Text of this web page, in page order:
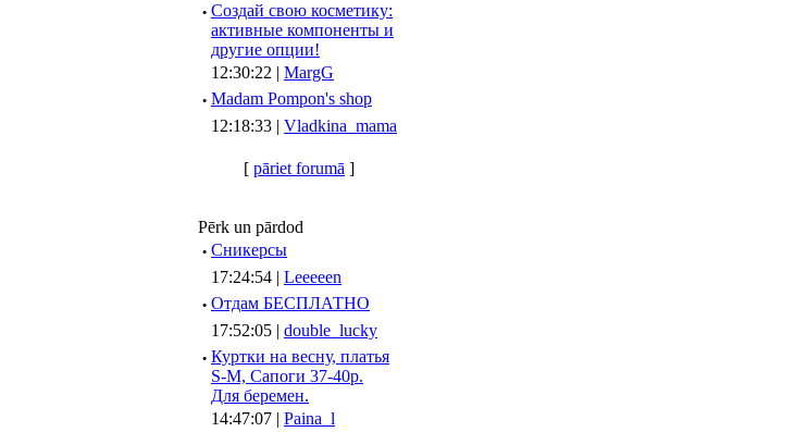
· Создай свою косметику:
активные компоненты и
другие опции!
12:30:22 | MargG
· Madam Pompon's shop
12:18:33 | Vladkina_mama
[ pāriet forumā ]
Pērk un pārdod
· Сникерсы
17:24:54 | Leeeeen
· Отдам БЕСПЛАТНО
17:52:05 | double_lucky
· Куртки на весну, платья
S-M, Сапоги 37-40р.
Для беремен.
14:47:07 | Paina_l